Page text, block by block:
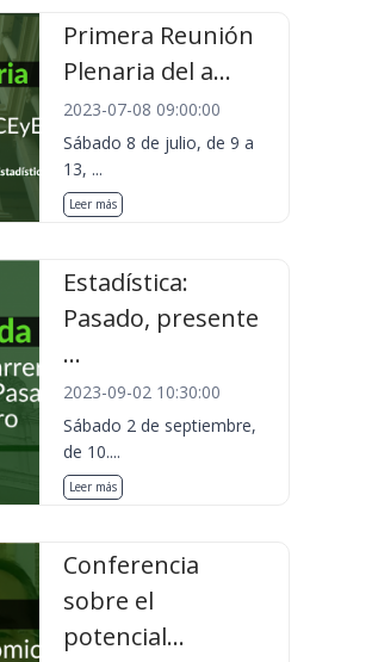
Primera Reunión
Plenaria del a...
2023-07-08 09:00:00
Sábado 8 de julio, de 9 a
13, ...
Leer más
Estadística:
Pasado, presente
...
2023-09-02 10:30:00
Sábado 2 de septiembre,
de 10....
Leer más
Conferencia
sobre el
potencial...